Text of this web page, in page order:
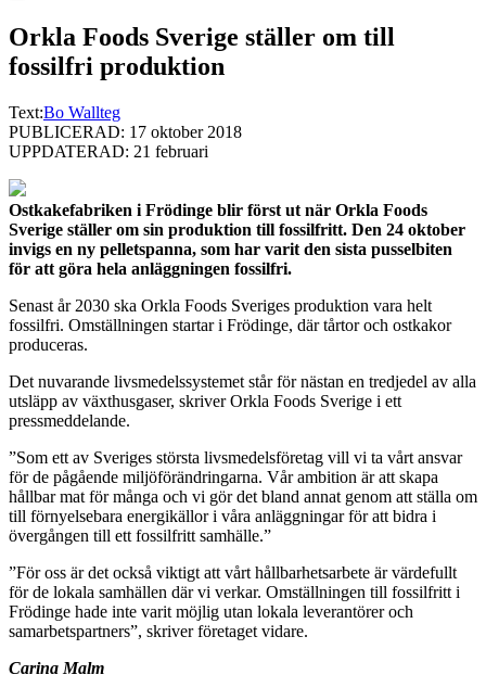
Orkla Foods Sverige ställer om till
fossilfri produktion
Text:Bo Wallteg
PUBLICERAD: 17 oktober 2018
UPPDATERAD: 21 februari
Ostkakefabriken i Frödinge blir först ut när Orkla Foods
Sverige ställer om sin produktion till fossilfritt. Den 24 oktober
invigs en ny pelletspanna, som har varit den sista pusselbiten
för att göra hela anläggningen fossilfri.
Senast år 2030 ska Orkla Foods Sveriges produktion vara helt
fossilfri. Omställningen startar i Frödinge, där tårtor och ostkakor
produceras.
Det nuvarande livsmedelssystemet står för nästan en tredjedel av alla
utsläpp av växthusgaser, skriver Orkla Foods Sverige i ett
pressmeddelande.
”Som ett av Sveriges största livsmedelsföretag vill vi ta vårt ansvar
för de pågående miljöförändringarna. Vår ambition är att skapa
hållbar mat för många och vi gör det bland annat genom att ställa om
till förnyelsebara energikällor i våra anläggningar för att bidra i
övergången till ett fossilfritt samhälle.”
”För oss är det också viktigt att vårt hållbarhetsarbete är värdefullt
för de lokala samhällen där vi verkar. Omställningen till fossilfritt i
Frödinge hade inte varit möjlig utan lokala leverantörer och
samarbetspartners”, skriver företaget vidare.
Carina Malm